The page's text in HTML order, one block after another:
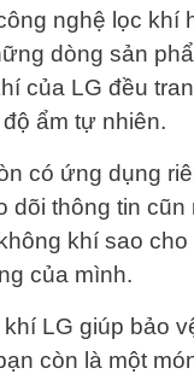
nghệ lọc khí
dòng sản
của LG đều
ẩm tự nhiên.
có ứng dụng
dõi thông tin cũn
khí sao
của mình.
LG giúp bảo
còn là một